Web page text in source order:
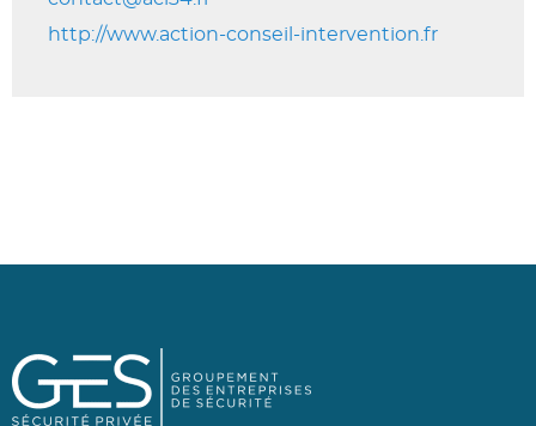
http://www.action-conseil-intervention.fr